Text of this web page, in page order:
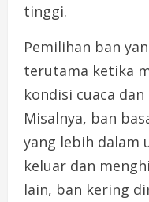
tinggi.
Pemilihan ban
terutama ketika
kondisi cuaca
Misalnya, ban
yang lebih dalam
keluar dan
lain, ban kering